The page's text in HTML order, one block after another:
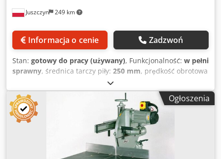
Juszczyn 249 km
Informacja o cenie Zadzwoń
Stan: gotowy do pracy (używany), Funkcjonalność: w pełni
sprawny, średnica tarczy piły: 250 mm, prędkość obrotowa
, Dwupiła ukośnica Brevetti C15
Maszyna przeznaczona do cięcia pod kątem 45° Dwsdpfx
Aexyxhdeilja Zastosowanie przy docinaniu: ram
ozdobnych, ramiaków drzwiczek meblowych, listew
przyszybowych Wielkość piły max/min 275/250mm
Prędkość obrotowa piły 3250r.p.m Moc silnika 2×1.5kw
Pneumatyczny docisk materiału Pneumatyczny posuw
agregatu tnącego 2x króciec odciągowy 100mm
Ogłoszenia